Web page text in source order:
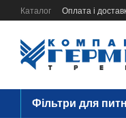
Перейти до основного
Каталог Оплата і
Фільтри для